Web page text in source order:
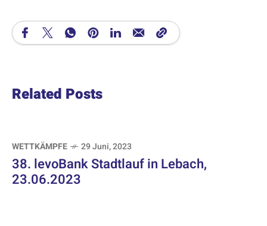
Related Posts
WETTKÄMPFE 29 Juni, 2023
38. levoBank Stadtlauf in Lebach,
23.06.2023